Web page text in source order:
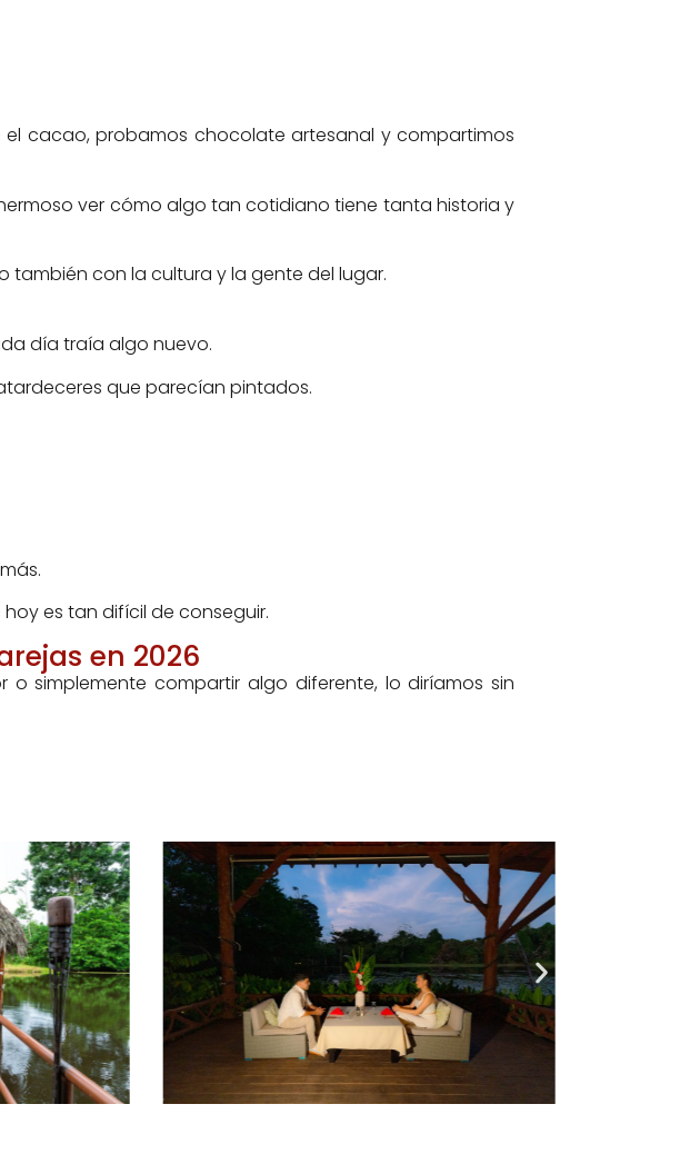
el cacao, probamos chocolate artesanal y compartimos
ver cómo algo tan cotidiano tiene tanta historia y
también con la cultura y la gente del lugar.
día traía algo nuevo.
que parecían pintados.
es tan difícil de conseguir.
en 2026
simplemente compartir algo diferente, lo diríamos sin